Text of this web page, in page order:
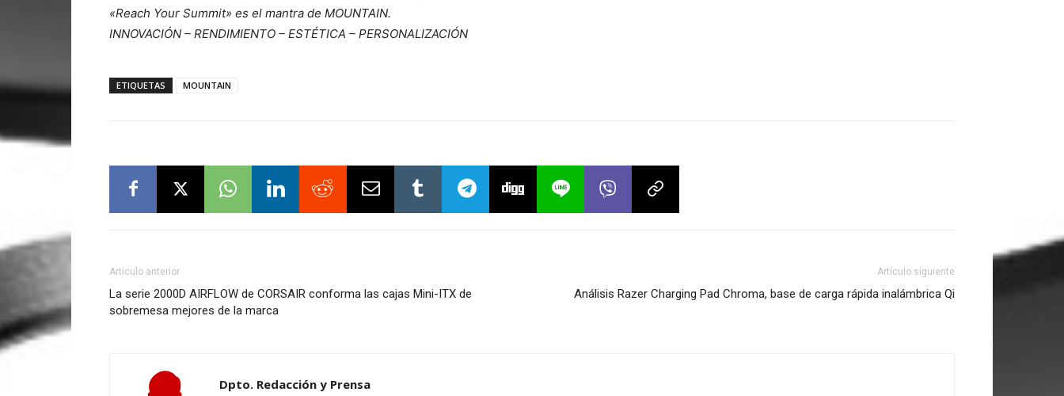
«Reach Your Summit» es el mantra de MOUNTAIN.
INNOVACIÓN – RENDIMIENTO – ESTÉTICA – PERSONALIZACIÓN
ETIQUETAS MOUNTAIN
Artículo anterior
La serie 2000D AIRFLOW de CORSAIR conforma las cajas Mini-ITX de
sobremesa mejores de la marca
Artículo siguiente
Análisis Razer Charging Pad Chroma, base de carga rápida inalámbrica Qi
Dpto. Redacción y Prensa